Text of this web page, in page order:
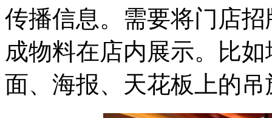
传播信息。需要将门店
成物料在店内展示。比
面、海报、天花板上的